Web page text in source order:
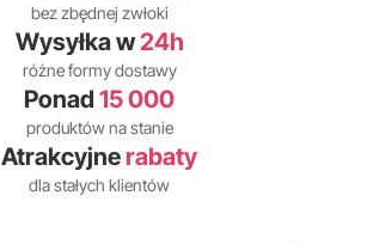
bez zbędnej zwłoki
Wysyłka w24h
różne formy dostawy
Ponad 15 000
produktów na stanie
Atrakcyjne rabaty
dla stałych klientów